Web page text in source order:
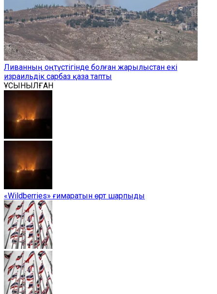
Ливанның оңтүстігінде болған жарылыстан екі
израильдік сарбаз қаза тапты
ҰСЫНЫЛҒАН
«Wildberries» ғимаратын өрт шарпыды